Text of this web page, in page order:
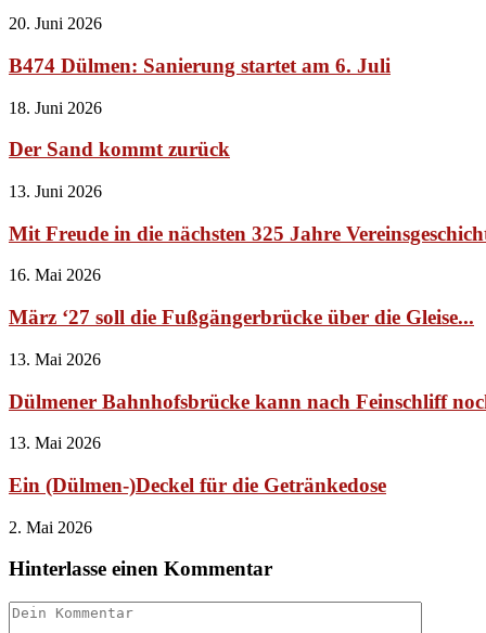
20. Juni 2026
B474 Dülmen: Sanierung startet am 6. Juli
18. Juni 2026
Der Sand kommt zurück
13. Juni 2026
Mit Freude in die nächsten 325 Jahre
16. Mai 2026
März ‘27 soll die Fußgängerbrücke über die Gleise...
13. Mai 2026
Dülmener Bahnhofsbrücke kann nach Feinschliff
13. Mai 2026
Ein (Dülmen-)Deckel für die Getränkedose
2. Mai 2026
Hinterlasse einen Kommentar